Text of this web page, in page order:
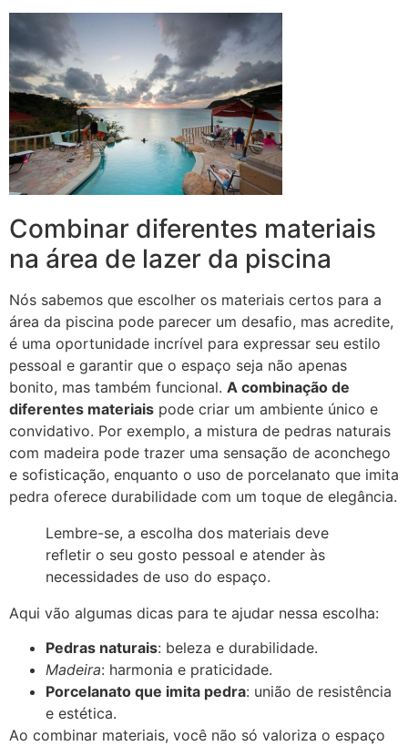
Combinar diferentes materiais
na área de lazer da piscina
Nós sabemos que escolher os materiais certos para a
área da piscina pode parecer um desafio, mas acredite,
é uma oportunidade incrível para expressar seu estilo
pessoal e garantir que o espaço seja não apenas
bonito, mas também funcional. A combinação de
diferentes materiais pode criar um ambiente único e
convidativo. Por exemplo, a mistura de pedras naturais
com madeira pode trazer uma sensação de aconchego
e sofisticação, enquanto o uso de porcelanato que imita
pedra oferece durabilidade com um toque de elegância.
Lembre-se, a escolha dos materiais deve
refletir o seu gosto pessoal e atender às
necessidades de uso do espaço.
Aqui vão algumas dicas para te ajudar nessa escolha:
Pedras naturais: beleza e durabilidade.
Madeira: harmonia e praticidade.
Porcelanato que imita pedra: união de resistência
e estética.
Ao combinar materiais, você não só valoriza o espaço